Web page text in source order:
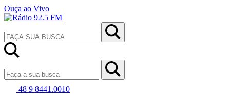
Ouça ao Vivo
48 9 8441.0010